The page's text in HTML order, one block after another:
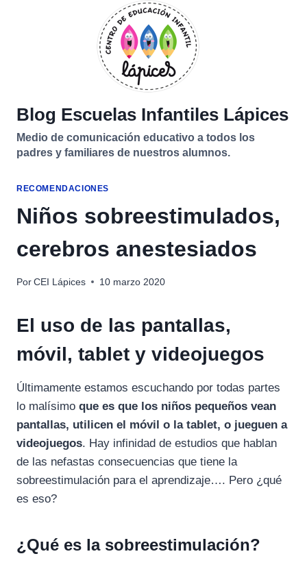
Blog Escuelas Infantiles Lápices
Medio de comunicación educativo a todos los
padres y familiares de nuestros alumnos.
RECOMENDACIONES
Niños sobreestimulados,
cerebros anestesiados
Por CEI Lápices 10 marzo 2020
El uso de las pantallas,
móvil, tablet y videojuegos
Últimamente estamos escuchando por todas partes
lo malísimo que es que los niños pequeños vean
pantallas, utilicen el móvil o la tablet, o jueguen a
videojuegos. Hay infinidad de estudios que hablan
de las nefastas consecuencias que tiene la
sobreestimulación para el aprendizaje…. Pero ¿qué
es eso?
¿Qué es la sobreestimulación?